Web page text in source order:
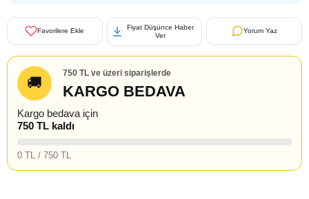
Favorilere Ekle
Fiyat Düşünce Haber
Ver
Yorum Yaz
🚚
750 TL ve üzeri siparişlerde
KARGO BEDAVA
Kargo bedava için
750 TL kaldı
0 TL / 750 TL